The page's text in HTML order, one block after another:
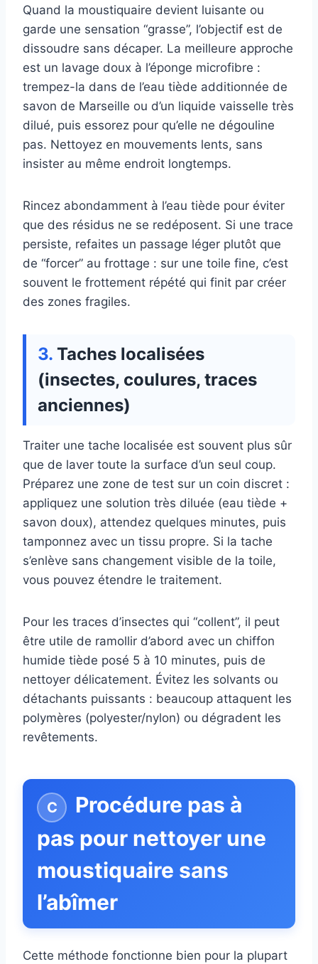
Quand la moustiquaire devient luisante ou
garde une sensation “grasse”, l’objectif est de
dissoudre sans décaper. La meilleure approche
est un lavage doux à l’éponge microfibre :
trempez-la dans de l’eau tiède additionnée de
savon de Marseille ou d’un liquide vaisselle très
dilué, puis essorez pour qu’elle ne dégouline
pas. Nettoyez en mouvements lents, sans
insister au même endroit longtemps.
Rincez abondamment à l’eau tiède pour éviter
que des résidus ne se redéposent. Si une trace
persiste, refaites un passage léger plutôt que
de “forcer” au frottage : sur une toile fine, c’est
souvent le frottement répété qui finit par créer
des zones fragiles.
Taches localisées
(insectes, coulures, traces
anciennes)
Traiter une tache localisée est souvent plus sûr
que de laver toute la surface d’un seul coup.
Préparez une zone de test sur un coin discret :
appliquez une solution très diluée (eau tiède +
savon doux), attendez quelques minutes, puis
tamponnez avec un tissu propre. Si la tache
s’enlève sans changement visible de la toile,
vous pouvez étendre le traitement.
Pour les traces d’insectes qui “collent”, il peut
être utile de ramollir d’abord avec un chiffon
humide tiède posé 5 à 10 minutes, puis de
nettoyer délicatement. Évitez les solvants ou
détachants puissants : beaucoup attaquent les
polymères (polyester/nylon) ou dégradent les
revêtements.
Procédure pas à
pas pour nettoyer une
moustiquaire sans
l’abîmer
Cette méthode fonctionne bien pour la plupart